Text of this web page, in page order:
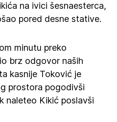
na ivici šesnaesterca,
pored desne stative.
minutu preko
brz odgovor naših
kasnije Toković je
prostora pogodivši
naleteo Kikić poslavši